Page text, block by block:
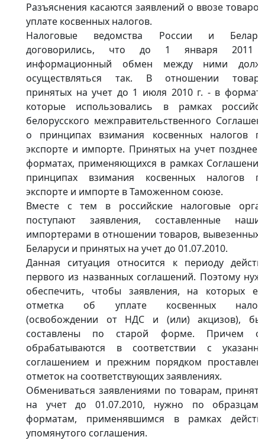
Разъяснения касаются заявлений о ввозе
уплате косвенных налогов.
Налоговые ведомства России и
договорились, что до 1 января 2011
информационный обмен между ними
осуществляться так. В отношении
принятых на учет до 1 июля 2010 г. - в
которые использовались в рамках
белорусского межправительственного
о принципах взимания косвенных налогов
экспорте и импорте. Принятых на учет позднее
форматах, применяющихся в рамках
принципах взимания косвенных налогов
экспорте и импорте в Таможенном союзе.
Вместе с тем в российские налоговые
поступают заявления, составленные
импортерами в отношении товаров, вывезенных
Беларуси и принятых на учет до 01.07.2010.
Данная ситуация относится к периоду
первого из названных соглашений. Поэтому
обеспечить, чтобы заявления, на которых
отметка об уплате косвенных
(освобождении от НДС и (или) акцизов),
составлены по старой форме. Причем
обрабатываются в соответствии с
соглашением и прежним порядком
отметок на соответствующих заявлениях.
Обмениваться заявлениями по товарам,
на учет до 01.07.2010, нужно по
форматам, применявшимся в рамках
упомянутого соглашения.